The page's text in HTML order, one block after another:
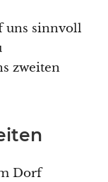
uns sinnvoll
zweiten
Dorf